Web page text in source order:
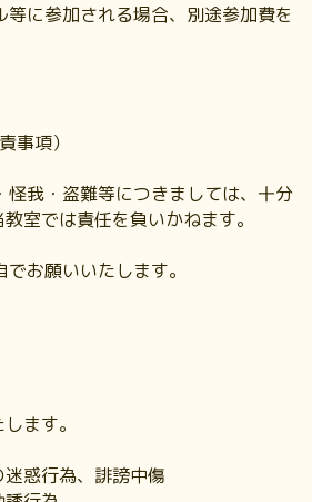
に参加される場合、別途参加費を
事項）
怪我・盗難等につきましては、十分
室では責任を負いかねます。
お願いいたします。
ます。
迷惑行為、誹謗中傷